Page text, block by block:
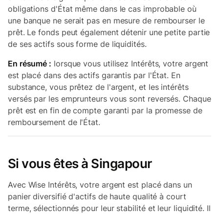
obligations d'État même dans le cas improbable où
une banque ne serait pas en mesure de rembourser le
prêt. Le fonds peut également détenir une petite partie
de ses actifs sous forme de liquidités.
En résumé : lorsque vous utilisez Intérêts, votre argent
est placé dans des actifs garantis par l'État. En
substance, vous prêtez de l'argent, et les intérêts
versés par les emprunteurs vous sont reversés. Chaque
prêt est en fin de compte garanti par la promesse de
remboursement de l'État.
Si vous êtes à Singapour
Avec Wise Intérêts, votre argent est placé dans un
panier diversifié d'actifs de haute qualité à court
terme, sélectionnés pour leur stabilité et leur liquidité. Il